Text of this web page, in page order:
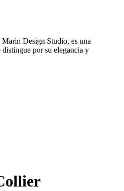
Design Studio, es una
por su elegancia y